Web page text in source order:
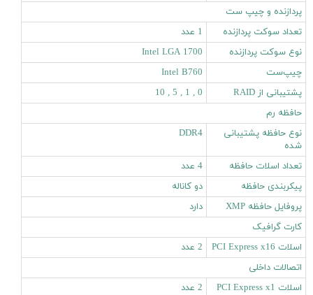
پردازنده و چیپ ست
تعداد سوکت پردازنده
1 عدد
نوع سوکت پردازنده
Intel LGA 1700
چیپ‌ست
Intel B760
پشتیبانی از RAID
0 , 1 , 5 , 10
حافظه رم
نوع حافظه پشتیبانی
شده
DDR4
تعداد اسلات حافظه
4 عدد
پیکربندی حافظه
دو کاناله
پروفایل حافظه XMP
دارد
کارت گرافیک
اسلات PCI Express x16
2 عدد
اتصالات داخلی
اسلات PCI Express x1
2 عدد